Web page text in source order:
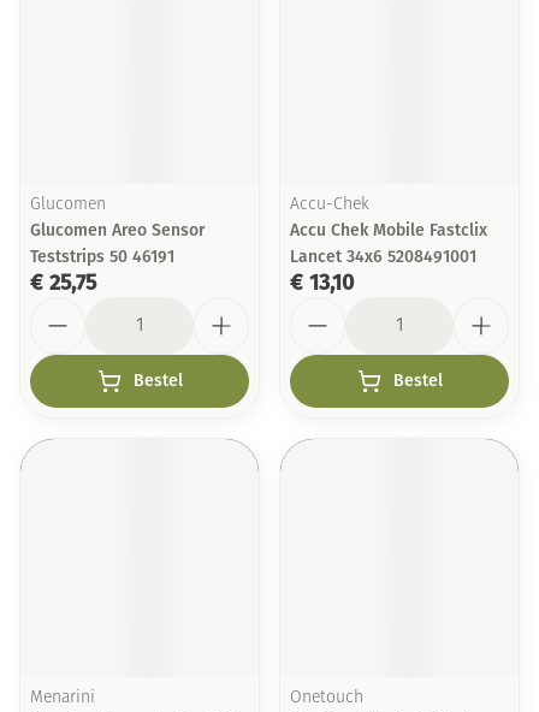
Glucomen
Glucomen Areo Sensor
Teststrips 50 46191
€ 25,75
Bestel
Accu-Chek
Accu Chek Mobile Fastclix
Lancet 34x6 5208491001
€ 13,10
Bestel
Menarini Onetouch